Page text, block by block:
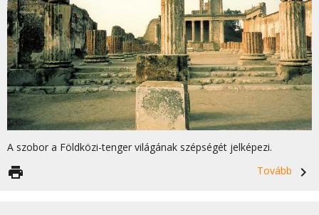
A szobor a Földközi-tenger világának szépségét jelképezi.
Tovább
navigate_next
print